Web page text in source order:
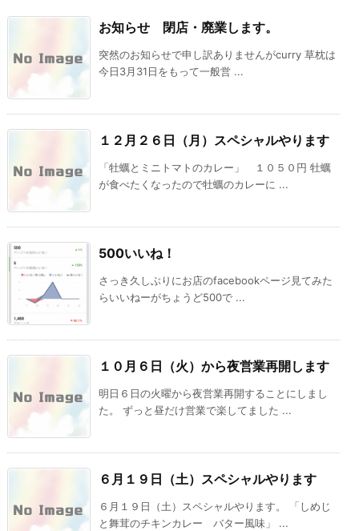
お知らせ 閉店・廃業します。
突然のお知らせで申し訳ありませんがcurry 草枕は
今日3月31日をもって一般営 ...
１２月２６日（月）スペシャルやります
「牡蠣とミニトマトのカレー」 １０５０円 牡蠣
が食べたくなったので牡蠣のカレーに ...
500いいね！
さっき久しぶりにお店のfacebookページ見てみた
らいいねーがちょうど500で ...
１０月６日（火）から夜営業再開します
明日６日の火曜から夜営業再開することにしまし
た。 ずっと昼だけ営業で楽してました ...
６月１９日（土）スペシャルやります
６月１９日（土）スペシャルやります。 「しめじ
と舞茸のチキンカレー バター風味」 ...